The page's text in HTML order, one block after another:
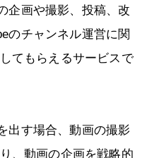
企画や撮影、投稿、改
のチャンネル運営に関
てもらえるサービスで
出す場合、動画の撮影
、動画の企画を戦略的